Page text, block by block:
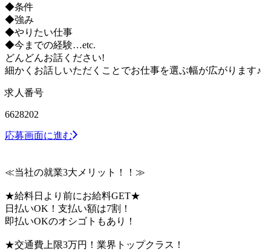
◆条件
◆強み
◆やりたい仕事
◆今までの経験…etc.
どんどんお話ください!
細かくお話しいただくことでお仕事を選ぶ幅が広がります♪
求人番号
6628202
応募画面に進む
≪当社の就業3大メリット！！≫
★給料日より前にお給料GET★
日払いOK！支払い額は7割！
即払いOKのオシゴトもあり！
★交通費上限3万円！業界トップクラス！